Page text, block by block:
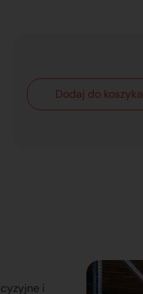
Dodaj do koszyka
i